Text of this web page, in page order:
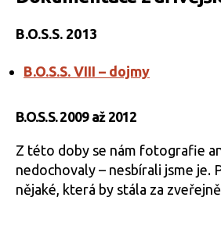
B.O.S.S. 2013
B.O.S.S. VIII – dojmy
B.O.S.S. 2009 až 2012
Z této doby se nám fotografie
nedochovaly – nesbírali jsme je.
nějaké, která by stála za